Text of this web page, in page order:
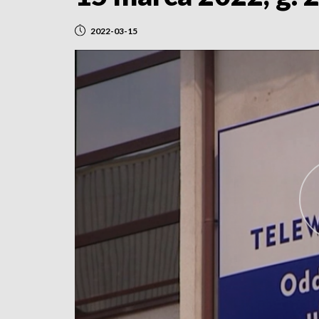
2022-03-15